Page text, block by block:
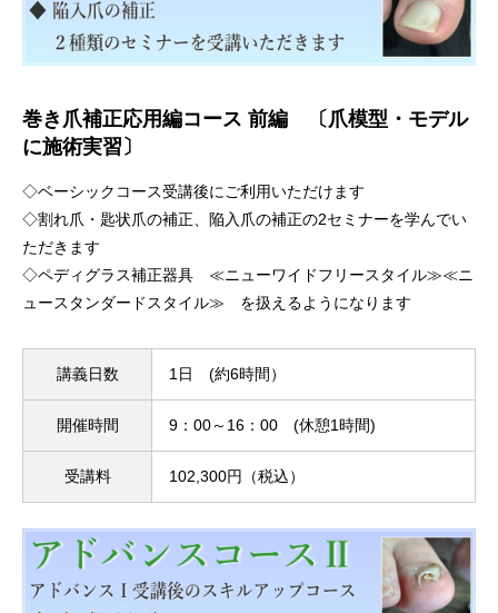
巻き爪補正応用編コース 前編 〔爪模型・モデル
に施術実習〕
◇ベーシックコース受講後にご利用いただけます
◇割れ爪・匙状爪の補正、陥入爪の補正の2セミナーを学んでい
ただきます
◇ペディグラス補正器具 ≪ニューワイドフリースタイル≫≪ニ
ュースタンダードスタイル≫ を扱えるようになります
講義日数 1日 (約6時間）
開催時間 9：00～16：00 (休憩1時間)
受講料 102,300円（税込）